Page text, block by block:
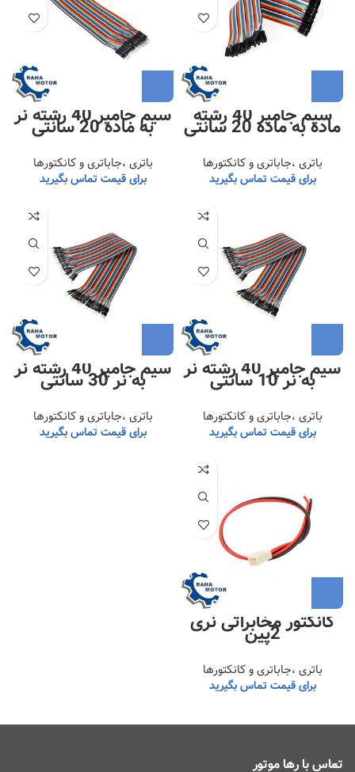
سیم جامپر 40 رشته ماده به ماده 20 سانتی
باتری ،جاباتری و کانکتورها
برای قیمت تماس بگیرید
سیم جامپر 40 رشته نر به ماده 20 سانتی
باتری ،جاباتری و کانکتورها
برای قیمت تماس بگیرید
سیم جامپر 40 رشته نر به نر 10 سانتی
باتری ،جاباتری و کانکتورها
برای قیمت تماس بگیرید
سیم جامپر 40 رشته نر به نر 30 سانتی
باتری ،جاباتری و کانکتورها
برای قیمت تماس بگیرید
کانکتور مخابراتی نری
2پین
باتری ،جاباتری و کانکتورها
برای قیمت تماس بگیرید
تماس با رها موتور